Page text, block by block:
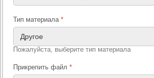
Тип материала *
Пожалуйста, выберите тип материала
Прикрепить файл *